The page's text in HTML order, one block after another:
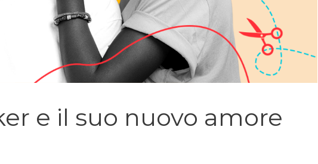
e il suo nuovo amore